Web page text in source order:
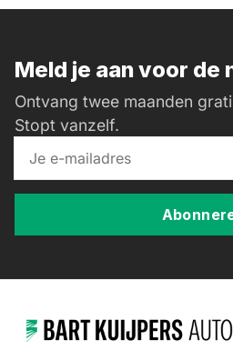
Meld je aan voor de
Ontvang twee maanden
Stopt vanzelf.